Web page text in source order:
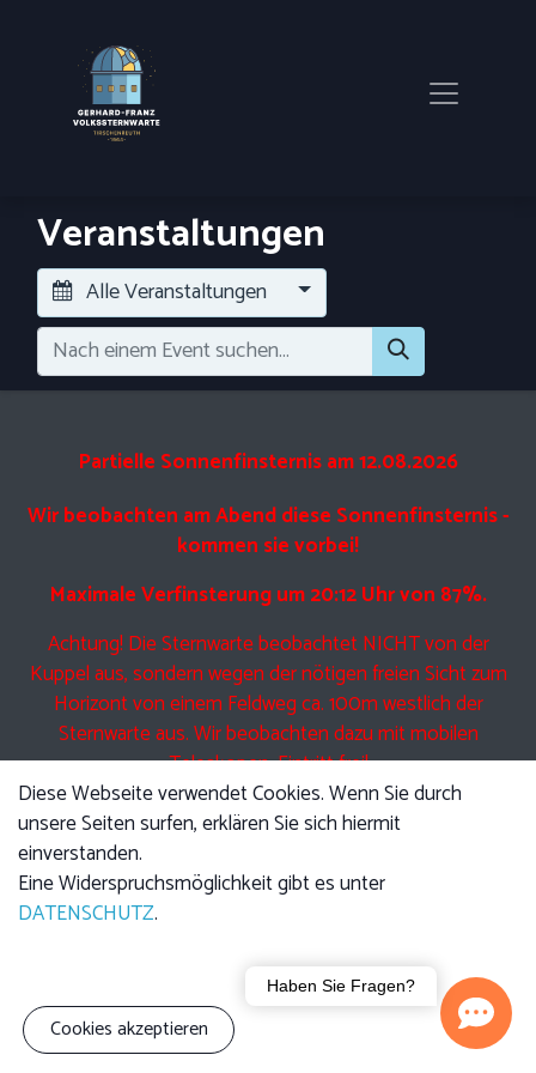
Veranstaltungen
Alle Veranstaltungen
Partielle Sonnenfinsternis am 12.08.2026
Wir beobachten am Abend diese Sonnenfinsternis -
kommen sie vorbei!
Maximale Verfinsterung um 20:12 Uhr von 87%.
Achtung! Die Sternwarte beobachtet NICHT von der
Kuppel aus, sondern wegen der nötigen freien Sicht zum
Horizont von einem Feldweg ca. 100m westlich der
Sternwarte aus. Wir beobachten dazu mit mobilen
Teleskopen. Eintritt frei!
Eine Führung am Freitag beinhaltet Anfangs den jeweils
angekündigten Vortrag, im Anschluss führen wir Sie durch
die Kuppel und zeigen Ihnen die Technik der Teleskope.
Anschließend bei klarem Himmel Beobachtung mit den
Teleskopen.
Bitte beachten sie, dass auch UNSER Teleskop nicht durch
Diese Webseite verwendet Cookies. Wenn Sie durch
unsere Seiten surfen, erklären Sie sich hiermit
einverstanden.
Eine Widerspruchsmöglichkeit gibt es unter
DATENSCHUTZ.
Cookies akzeptieren
Haben Sie Fragen?